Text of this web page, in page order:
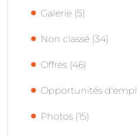
Galerie (5)
Non classé (34)
Offres (46)
Opportunités
Photos (15)